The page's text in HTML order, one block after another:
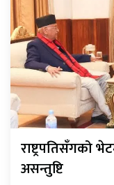
राष्ट्रपतिसँगको
असन्तुष्टि